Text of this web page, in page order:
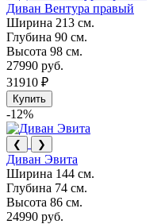
Диван Вентура правый
Ширина 213 см.
Глубина 90 см.
Высота 98 см.
27990 руб.
31910 ₽
Купить
-12%
❮ ❯
Диван Эвита
Ширина 144 см.
Глубина 74 см.
Высота 86 см.
24990 руб.